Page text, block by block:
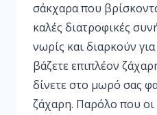
σάκχαρα που
καλές διατροφικές
νωρίς και διαρκούν
βάζετε επιπλέον
δίνετε στο μωρό σας
ζάχαρη. Παρόλο που οι